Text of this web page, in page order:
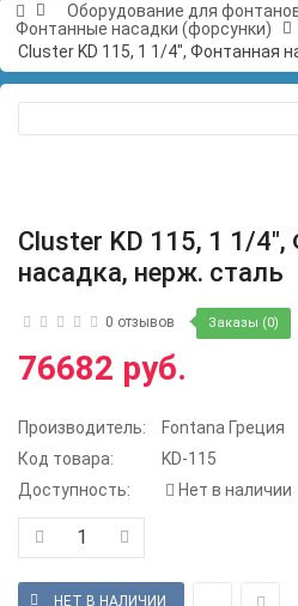
Оборудование для
Фонтанные насадки (форсунки)
Cluster KD 115, 1 1/4", Фонтанная
Cluster KD 115, 1 1/4",
насадка, нерж. сталь
0 отзывов Заказы (0)
76682 руб.
Производитель:
Fontana Греция
Код товара:
KD-115
Доступность:
Нет в наличии